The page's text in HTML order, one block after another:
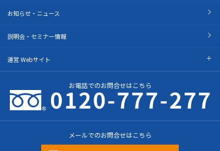
お知らせ・ニュース
説明会・セミナー情報
運営 Webサイト
お電話でのお問合せはこちら
メールでのお問合せはこちら